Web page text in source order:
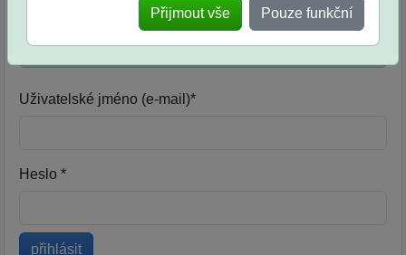
Přijmout vše Pouze funkční
Žáci, kteří chodí na Zkoušky nanečisto, najdou
nově ve svých účtech videořešení nově
navštívených termínů.
Uživatelské jméno (e-mail)*
Heslo *